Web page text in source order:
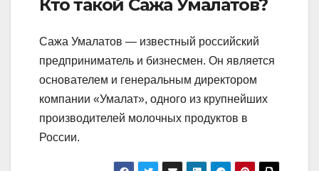
Кто такой Сажа Умалатов?
Сажа Умалатов — известный российский
предприниматель и бизнесмен. Он является
основателем и генеральным директором
компании «Умалат», одного из крупнейших
производителей молочных продуктов в
России.